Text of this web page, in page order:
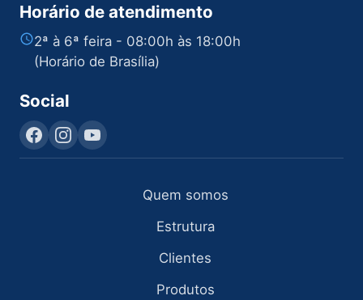
Horário de atendimento
2ª à 6ª feira - 08:00h às 18:00h
(Horário de Brasília)
Social
Quem somos
Estrutura
Clientes
Produtos